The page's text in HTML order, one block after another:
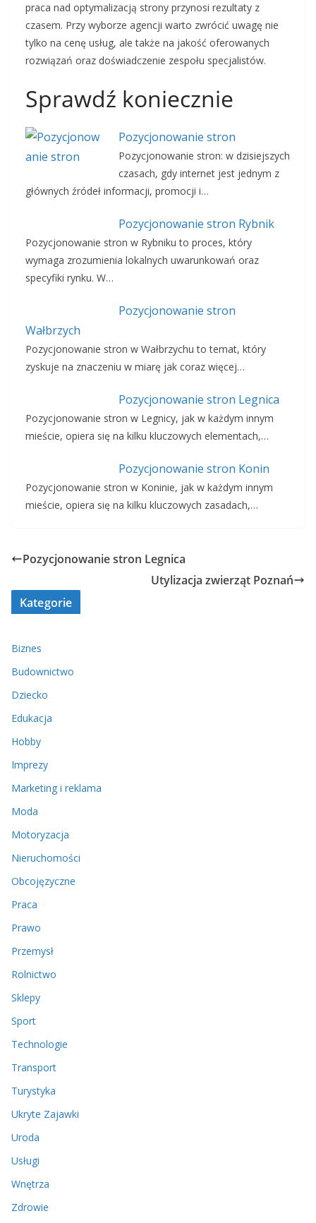
praca nad optymalizacją strony przynosi rezultaty z
czasem. Przy wyborze agencji warto zwrócić uwagę nie
tylko na cenę usług, ale także na jakość oferowanych
rozwiązań oraz doświadczenie zespołu specjalistów.
Sprawdź koniecznie
Pozycjonowanie stron
Pozycjonowanie stron: w dzisiejszych
czasach, gdy internet jest jednym z
głównych źródeł informacji, promocji i…
Pozycjonowanie stron Rybnik
Pozycjonowanie stron w Rybniku to proces, który
wymaga zrozumienia lokalnych uwarunkowań oraz
specyfiki rynku. W…
Pozycjonowanie stron
Wałbrzych
Pozycjonowanie stron w Wałbrzychu to temat, który
zyskuje na znaczeniu w miarę jak coraz więcej…
Pozycjonowanie stron Legnica
Pozycjonowanie stron w Legnicy, jak w każdym innym
mieście, opiera się na kilku kluczowych elementach,…
Pozycjonowanie stron Konin
Pozycjonowanie stron w Koninie, jak w każdym innym
mieście, opiera się na kilku kluczowych zasadach,…
Pozycjonowanie stron Legnica
Utylizacja zwierząt Poznań
Kategorie
Biznes
Budownictwo
Dziecko
Edukacja
Hobby
Imprezy
Marketing i reklama
Moda
Motoryzacja
Nieruchomości
Obcojęzyczne
Praca
Prawo
Przemysł
Rolnictwo
Sklepy
Sport
Technologie
Transport
Turystyka
Ukryte Zajawki
Uroda
Usługi
Wnętrza
Zdrowie